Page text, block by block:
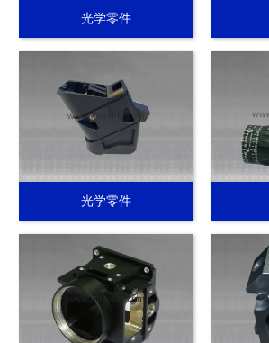
光学零件
光学零件